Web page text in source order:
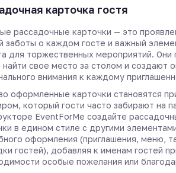
карточка гостя
рассадочные карточки — это
заботы о каждом госте и важный
для торжественных мероприятий. Они
свое место за столом и создают
внимания к каждому
оформленные карточки становятся
который гости часто забирают на
EventForMe создайте
в едином стиле с другими
оформления (приглашения, меню,
гостей), добавляя к именам гостей
особые пожелания или